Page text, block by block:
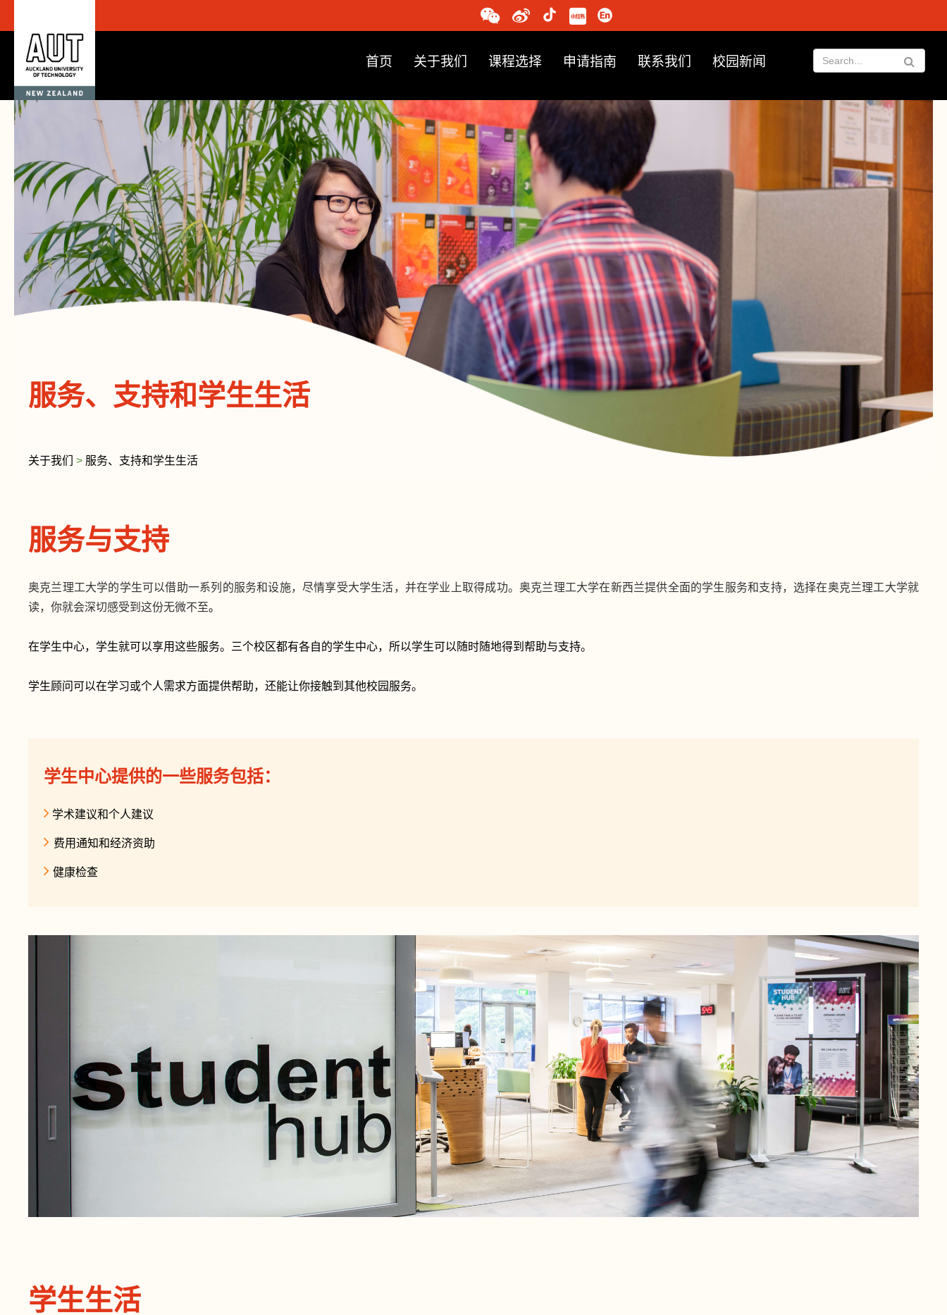
首页 关于我们 课程选择 申请指南 联系我们 校园新闻
服务、支持和学生生活
关于我们 > 服务、支持和学生生活
服务与支持
奥克兰理工大学的学生可以借助一系列的服务和设施，尽情享受大学生活，并在学业上取得成功。奥克兰理工大学在新西兰提供全面的学生服务和支持，选择在奥克兰理工大学就
读，你就会深切感受到这份无微不至。
在学生中心，学生就可以享用这些服务。三个校区都有各自的学生中心，所以学生可以随时随地得到帮助与支持。
学生顾问可以在学习或个人需求方面提供帮助，还能让你接触到其他校园服务。
学生中心提供的一些服务包括：
学术建议和个人建议
费用通知和经济资助
健康检查
学生生活